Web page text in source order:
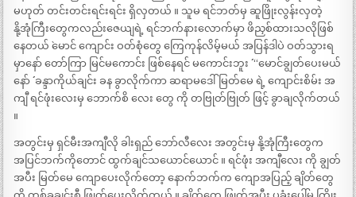
မဟုတ် တင်းတင်းရင်းရင်း ရှိလှတယ် ။ သူမ ရင်ဘတ်မှ ဆူဖြိုးလွန်းလှတဲ့
နို့အုံကြီးတွေကလည်းဇေယျရဲ့ ရင်ဘက်နားလောက်မှာ ဖိညှစ်ထားသလိုဖြစ်
နေတယ် `မောင် ကျောင်း ဝတ်စုံတွေ ကြေကုန်လိမ့်မယ် အပြန်ဒါပဲ ဝတ်သွားရ
မှာနော် တော်ကြာ မြင်မကောင်း ဖြစ်နေရင် မကောင်းဘူး ´´ “မောင်ချွတ်ပေးမယ်
နော် ´´ ခန္ဒာကိုယ်ချင်း ခန ခွာလိုက်ကာ ဆရာမဒေါ်မြတ်မေ ရဲ့ ကျောင်းစိမ်း အ
ကျီ ရင်ဖုံးလေးမှ ဘောက်စိ လေး တွေ ကို တဗြုတ်ဗြုတ် ဖြင့် ခွာချလိုက်တယ်
။
အတွင်းမှ ရှင်မီးအကျီလို ခါးရှည် ဘော်လီလေး အတွင်းမှ နို့အုံကြီးတွေက
အပြင်ဘက်ကိုတောင် ထွက်ချင်သယောင်ယောင် ။ ရင်ဖုံး အကျီလေး ကို ချွတ်
အပီး မြတ်မေ ကျောပေးလိုက်တော့ နောက်ဘက်က ကျောအပြည့် ချိတ်တွေ